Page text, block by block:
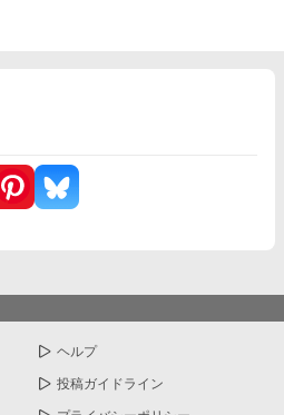
ヘルプ
投稿ガイドライン